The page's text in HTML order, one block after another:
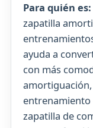
Para quién es:
zapatilla
ayuda a
con más
zapatilla de